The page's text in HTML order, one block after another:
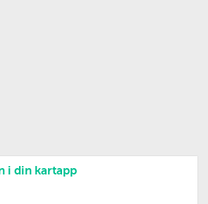
i din kartapp